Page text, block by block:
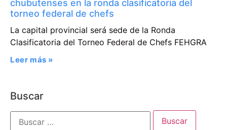
chubutenses en la ronda clasificatoria del
torneo federal de chefs
La capital provincial será sede de la Ronda
Clasificatoria del Torneo Federal de Chefs FEHGRA
Leer más »
Buscar